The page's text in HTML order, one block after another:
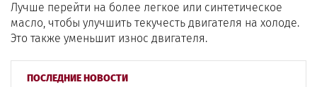
ПОСЛЕДНИЕ НОВОСТИ
Лучше перейти на более легкое или синтетическое
масло, чтобы улучшить текучесть двигателя на холоде.
Это также уменьшит износ двигателя.